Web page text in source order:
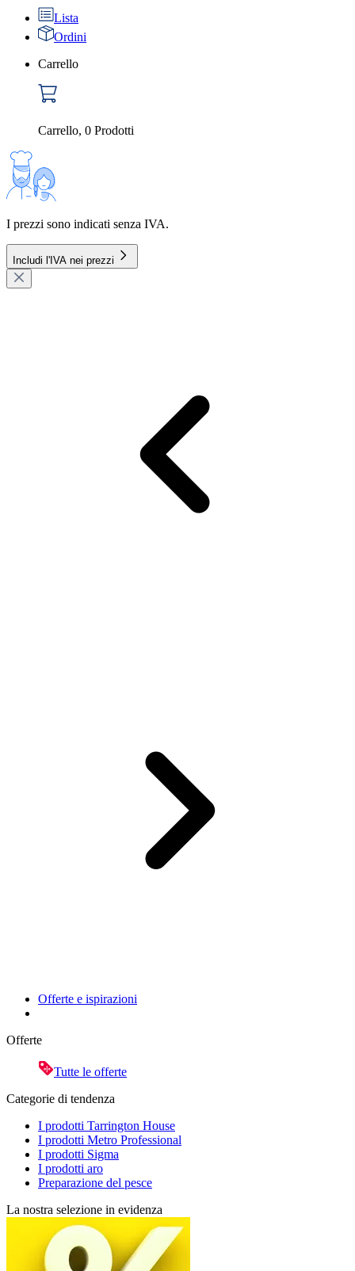
Lista
Ordini
Carrello
Carrello, 0 Prodotti
I prezzi sono indicati senza IVA.
Includi l'IVA nei prezzi
Offerte e ispirazioni
Offerte
Tutte le offerte
Categorie di tendenza
I prodotti Tarrington House
I prodotti Metro Professional
I prodotti Sigma
I prodotti aro
Preparazione del pesce
La nostra selezione in evidenza